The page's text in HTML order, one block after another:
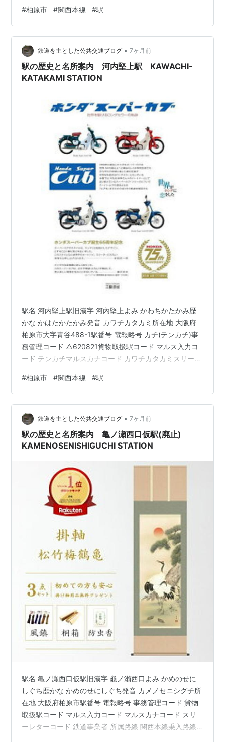
(JR-Q28)キロ程 関西本線 名古屋起点 156.4km 名所案内
標記載事項(国鉄営業局昭和30年4月) 当時未開業 歴史
1985年(昭和60)8月29日 日本国有鉄道の駅として、関西
本線の河内堅上～柏原間に新設開業。旅客駅。駅周辺の
開発業者が全額負担して建設…
#柏原市 #関西本線 #駅
鉄道を主とした公共交通ブログ • 7ヶ月前
駅の歴史と名所案内 河内堅上駅 KAWACHI-
KATAKAMI STATION
駅名 河内堅上駅旧漢字 河內堅上よみ かわちかたかみ歴
かな かはたかたかみ発音 カワチカタカミ所在地 大阪府
柏原市大字青谷488-1駅番号 電報略号 カチ(テンカチ)事
務管理コード △620821貨物取扱駅コード マルス入力コ
ード テンカチマルスカナコード カワチカタカミスリーレ
関西本線乗入路線 大和路線(JR-Q29)キロ程 関西本線 名
古屋起点 154.0km 名所案内標記載事項(国鉄営業局昭和
30年4月) 記載なし 歴史1911年(明治44)11月5日 鉄道院
関西本線の王寺～柏原間に、当駅の前身である青谷信号
所を開設。1922年(大…
#柏原市 #関西本線 #駅
鉄道を主とした公共交通ブログ • 7ヶ月前
駅の歴史と名所案内 亀ノ瀬西口仮駅(廃止)
KAMENOSENISHIGUCHI STATION
駅名 亀ノ瀬西口仮駅旧漢字 龜ノ瀨西口よみ かめのせに
しぐち歴かな かめのせにしぐち発音 カメノセニシグチ所
在地 大阪府柏原市駅番号 電報略号 事務管理コード 貨物
取扱駅コード マルス入力コード マルスカナコード スリ
ーレターコード 鉄道事業者 所属路線 関西本線乗入路線